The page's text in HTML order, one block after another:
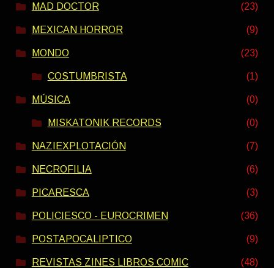
MAD DOCTOR (23)
MEXICAN HORROR (9)
MONDO (23)
COSTUMBRISTA (1)
MÚSICA (0)
MISKATONIK RECORDS (0)
NAZIEXPLOTACIÓN (7)
NECROFILIA (6)
PICARESCA (3)
POLICIESCO - EUROCRIMEN (36)
POSTAPOCALIPTICO (9)
REVISTAS ZINES LIBROS COMIC (48)